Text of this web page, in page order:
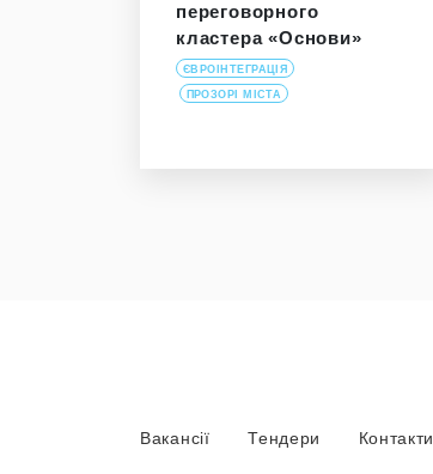
переговорного
кластера «Основи»
ЄВРОІНТЕГРАЦІЯ
ПРОЗОРІ МІСТА
Вакансії Тендери Контакти